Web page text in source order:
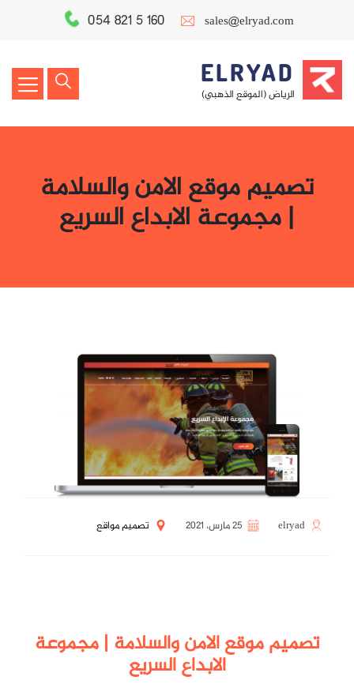
sales@elryad.com
054 821 5 160
ELRYAD
الرياض (الموقع الذهبي)
تصميم موقع الامن والسلامة
| مجموعة الابداع السريع
elryad 25 مارس، 2021 تصميم مواقع
تصميم موقع الامن والسلامة | مجموعة
الابداع السريع